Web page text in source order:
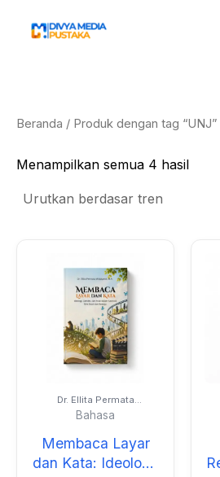
Beranda / Produk dengan tag “UNJ”
Menampilkan semua 4 hasil
Dr. Ellita Permata
Widjayanti, M.A.
Bahasa
Membaca Layar
dan Kata: Ideologi,